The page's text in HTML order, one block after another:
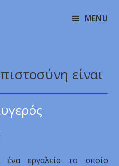
MENU
είναι
ένα εργαλείο το οποίο